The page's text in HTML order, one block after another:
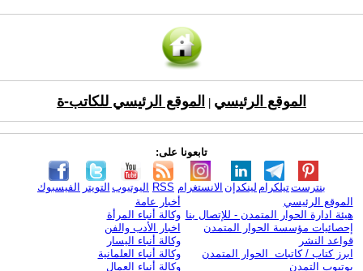
الموقع الرئيسي الموقع الرئيسي للكاتب-ة
تابعونا على:
الفيسبوك التويتر اليوتيوب RSS الانستغرام لينكدإن تيلكرامبنترست
الموقع الرئيسي
هيئة ادارة الحوار المتمدن - للإتصال بنا
إحصائيات مؤسسة الحوار المتمدن
قواعد النشر
ابرز كتاب / كاتبات الحوار المتمدن
يوتيوب التمدن
أخبار عامة
وكالة أنباء المرأة
اخبار الأدب والفن
وكالة أنباء اليسار
وكالة أنباء العلمانية
وكالة أنباء العمال